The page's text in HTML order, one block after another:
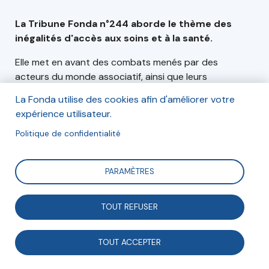
La Tribune Fonda n°244 aborde le thème des
inégalités d'accès aux soins et à la santé.
Elle met en avant des combats menés par des
acteurs du monde associatif, ainsi que leurs
développer un accès universel et inclusif à la santé.
Édito
(23)
Contributeurs
(26)
La Fonda utilise des cookies afin d'améliorer votre
expérience utilisateur.
Politique de confidentialité
PARAMÈTRES
TOUT REFUSER
TOUT ACCEPTER